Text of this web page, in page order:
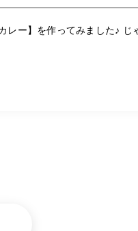
ー】を作ってみました♪ じ